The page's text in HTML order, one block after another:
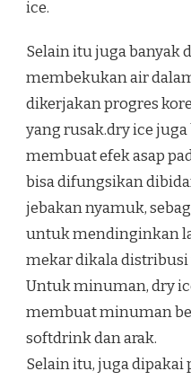
ice.
Selain itu juga banyak
membekukan air
dikerjakan progres
yang rusak.dry ice
membuat efek asap
bisa difungsikan
jebakan nyamuk,
untuk mendinginkan
mekar dikala
Untuk minuman, dry
membuat minuman
softdrink dan arak.
Selain itu, juga dipakai